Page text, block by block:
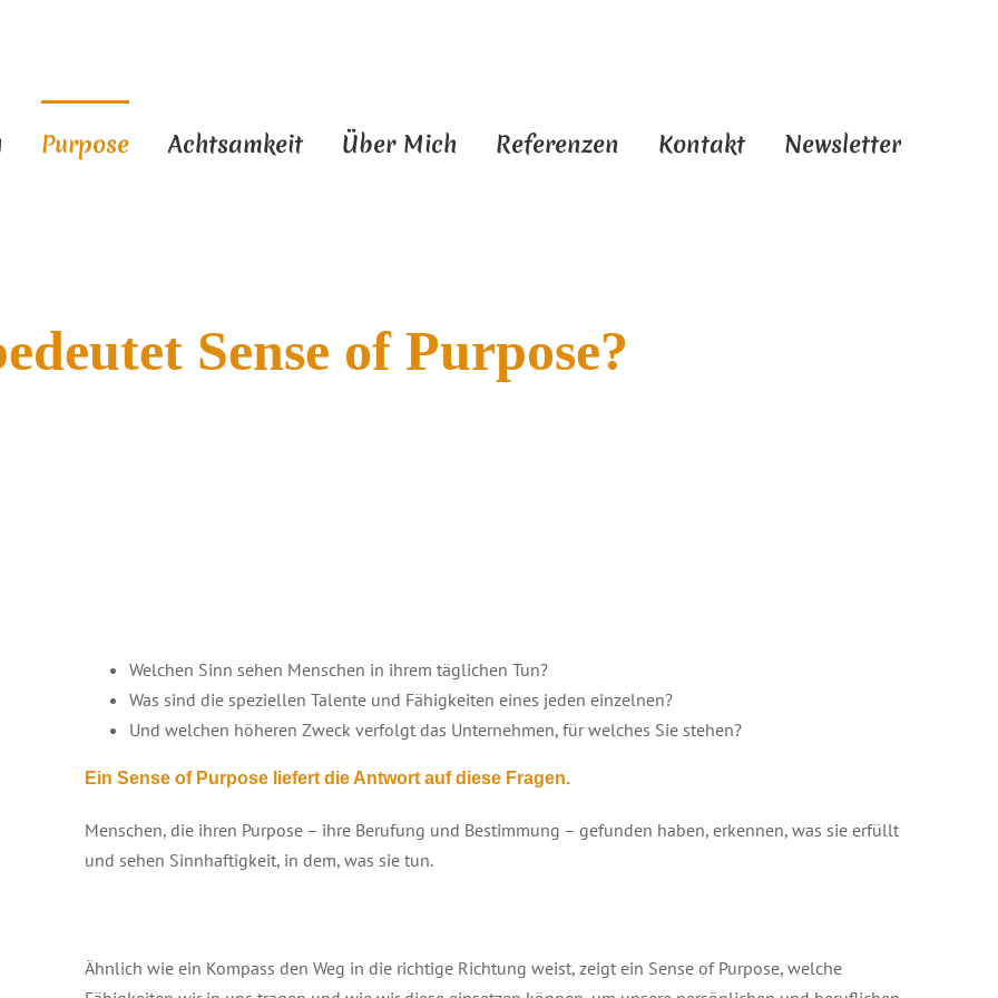
Purpose Achtsamkeit Über Mich Referenzen Kontakt Newsletter
Sense of Purpose?
Welchen Sinn sehen Menschen in ihrem täglichen Tun?
Was sind die speziellen Talente und Fähigkeiten eines jeden einzelnen?
Und welchen höheren Zweck verfolgt das Unternehmen, für welches Sie stehen?
Ein Sense of Purpose liefert die Antwort auf diese Fragen.
Menschen, die ihren Purpose – ihre Berufung und Bestimmung – gefunden haben, erkennen, was sie erfüllt
und sehen Sinnhaftigkeit, in dem, was sie tun.
Ähnlich wie ein Kompass den Weg in die richtige Richtung weist, zeigt ein Sense of Purpose, welche